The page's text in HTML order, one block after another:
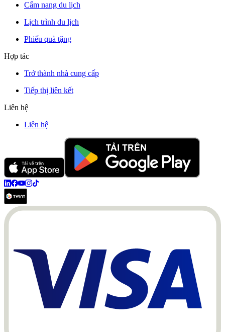
Cẩm nang du lịch
Lịch trình du lịch
Phiếu quà tặng
Hợp tác
Trở thành nhà cung cấp
Tiếp thị liên kết
Liên hệ
Liên hệ